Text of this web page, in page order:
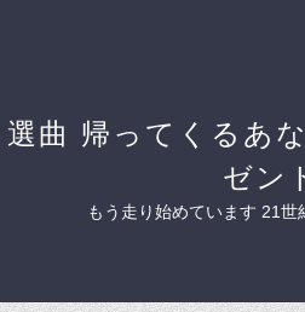
選曲 帰ってくるあ
ゼン
もう走り始めています 21世